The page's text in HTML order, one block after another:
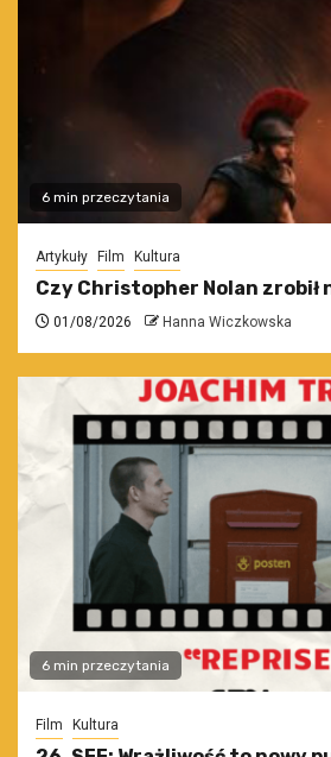
6 min przeczytania
Artykuły Film Kultura
Czy Christopher Nolan zrobił
01/08/2026 Hanna Wiczkowska
6 min przeczytania
Film Kultura